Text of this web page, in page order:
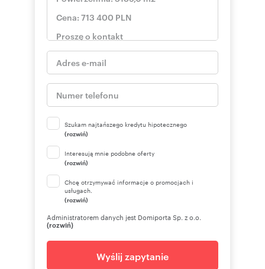
Szukam najtańszego kredytu hipotecznego
(rozwiń)
Interesują mnie podobne oferty
(rozwiń)
Chcę otrzymywać informacje o promocjach i
usługach.
(rozwiń)
Administratorem danych jest Domiporta Sp. z o.o.
(rozwiń)
Wyślij zapytanie